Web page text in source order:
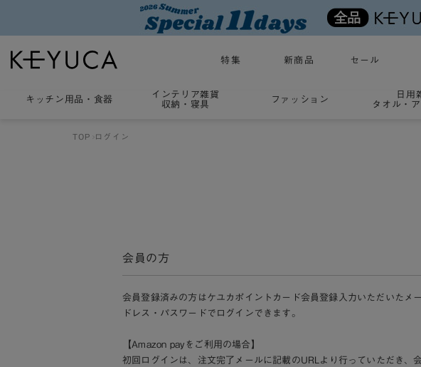
特集 新商品 セール
キッチン用品 ・ 食器
インテリア雑貨
収納・寝具
ファッション
日用
タオル・
TOP ログイン
会員の方
会員登録済みの方はケユカポイントカード会員登録入力いただいたメ
ドレス・パスワードでログインできます。
【Amazon payをご利用の場合】
初回ログインは、注文完了メールに記載のURLより行っていただき、